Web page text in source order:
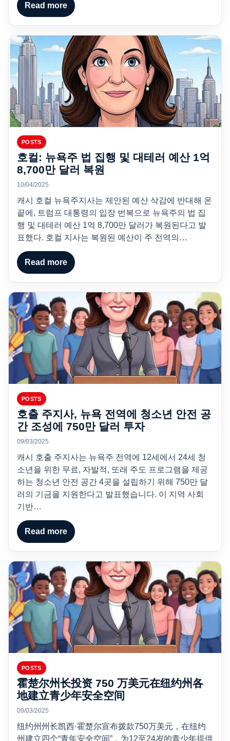
Read more
POSTS
호컬: 뉴욕주 법 집행 및 대테러 예산 1억
8,700만 달러 복원
10/04/2025
캐시 호컬 뉴욕주지사는 제안된 예산 삭감에 반대해 온
끝에, 트럼프 대통령의 입장 번복으로 뉴욕주의 법 집
행 및 대테러 예산 1억 8,700만 달러가 복원된다고 발
표했다. 호컬 지사는 복원된 예산이 주 전역의…
Read more
POSTS
호출 주지사, 뉴욕 전역에 청소년 안전 공
간 조성에 750만 달러 투자
09/03/2025
캐시 호출 주지사는 뉴욕주 전역에 12세에서 24세 청
소년을 위한 무료, 자발적, 또래 주도 프로그램을 제공
하는 청소년 안전 공간 4곳을 설립하기 위해 750만 달
러의 기금을 지원한다고 발표했습니다. 이 지역 사회
기반…
Read more
POSTS
霍楚尔州长投资 750 万美元在纽约州各
地建立青少年安全空间
09/03/2025
纽约州州长凯西·霍楚尔宣布拨款750万美元，在纽约
州建立四个“青年安全空间”，为12至24岁的青少年提供